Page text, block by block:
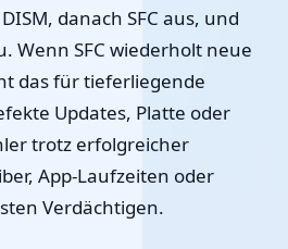
danach SFC aus, und
Wenn SFC wiederholt neue
das für tieferliegende
Updates, Platte oder
trotz erfolgreicher
App-Laufzeiten oder
Verdächtigen.